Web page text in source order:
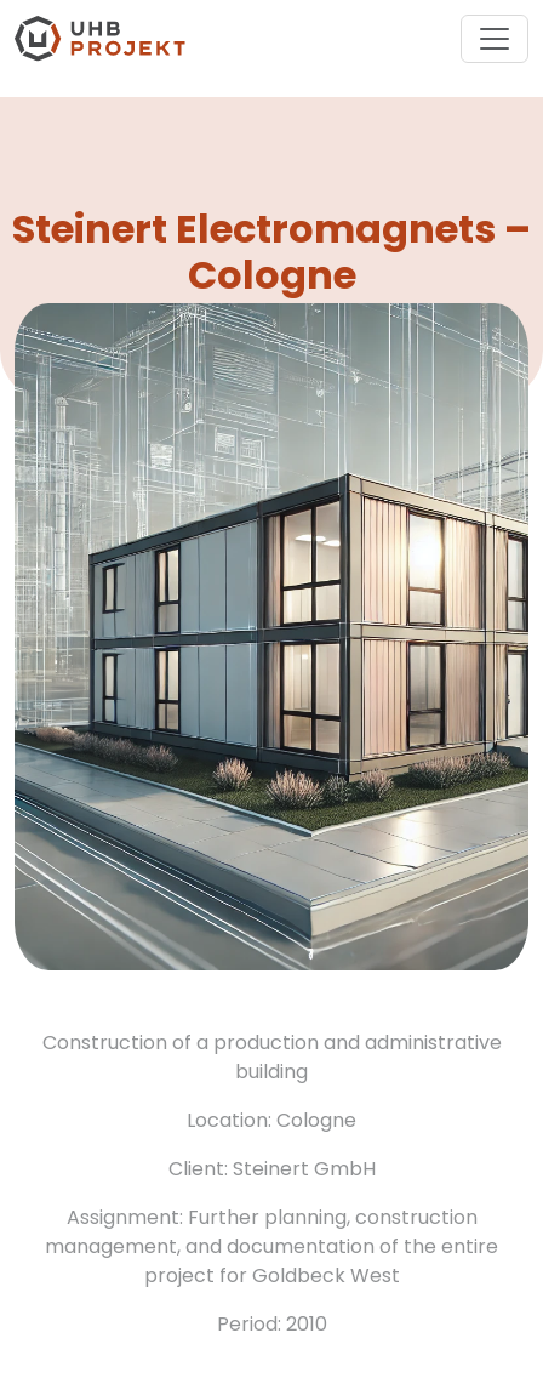
Steinert Electromagnets –
Cologne
Construction of a production and administrative
building
Location: Cologne
Client: Steinert GmbH
Assignment: Further planning, construction
management, and documentation of the entire
project for Goldbeck West
Period: 2010